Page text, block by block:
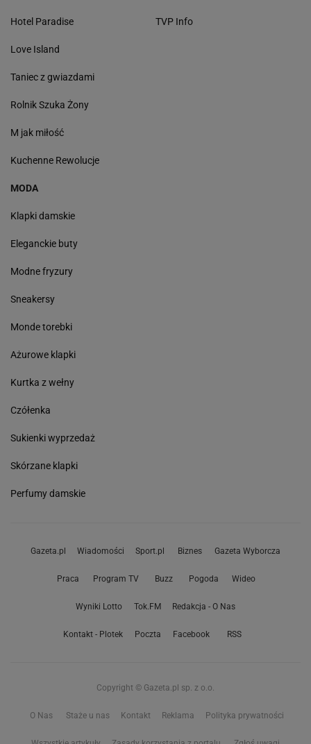
Hotel Paradise
Love Island
Taniec z gwiazdami
Rolnik Szuka Żony
M jak miłość
Kuchenne Rewolucje
TVP Info
MODA
Klapki damskie
Eleganckie buty
Modne fryzury
Sneakersy
Monde torebki
Ażurowe klapki
Kurtka z wełny
Czółenka
Sukienki wyprzedaż
Skórzane klapki
Perfumy damskie
Gazeta.pl Wiadomości Sport.pl Biznes Gazeta Wyborcza
Praca Program TV Buzz Pogoda Wideo
Wyniki Lotto Tok.FM Redakcja - O Nas
Kontakt - Plotek Poczta Facebook RSS
Copyright © Gazeta.pl sp. z o.o.
O Nas Staże u nas Kontakt Reklama Polityka prywatności